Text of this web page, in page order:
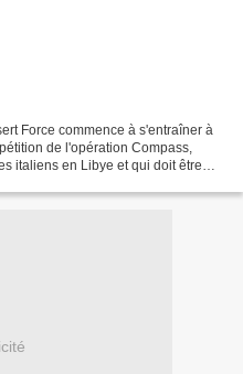
Force commence à s'entraîner à
de l'opération Compass,
italiens en Libye et qui doit être